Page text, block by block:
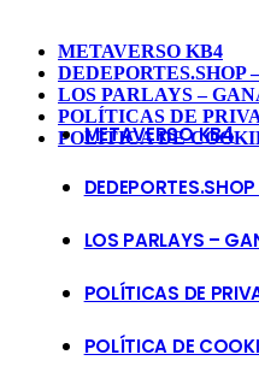
METAVERSO KB4
DEDEPORTES.SHOP
LOS PARLAYS –
POLÍTICAS DE
POLÍTICA DE
METAVERSO KB4
LOS PARLAYS –
POLÍTICAS DE
POLÍTICA DE